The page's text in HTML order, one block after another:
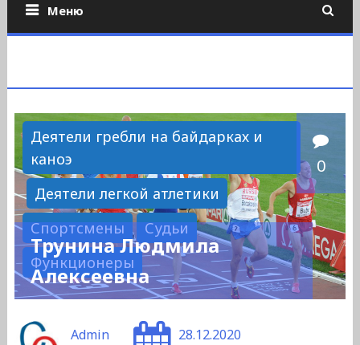
Меню
Деятели гребли на байдарках и
каноэ
Деятели легкой атлетики
Спортсмены
Судьи
Функционеры
0
Трунина Людмила
Алексеевна
Admin 28.12.2020